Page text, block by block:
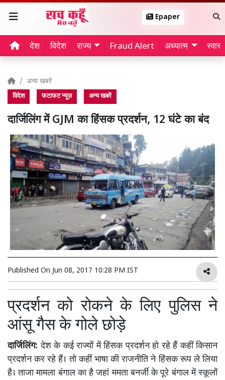
Epaper
देश विदेश राज्य Fraud Alert अध्यात्म
अन्य खबरें
विदेश फटाफट न्यूज़ अन्य खबरें
दार्जिलिंग में GJM का हिंसक प्रदर्शन, 12 घंटे का बंद
Published On Jun 08, 2017 10:28 PM IST
प्रदर्शन को रोकने के लिए पुलिस ने
आंसू गैस के गोले छोड़े
दार्जिलिंग:देश के कई राज्यों में हिंसक प्रदर्शन हो रहे हैं कहीं किसान
प्रदर्शन कर रहे हैं। तो कहीं भाषा की राजनीति ने हिंसक रूप ले लिया
है। ताजा मामला बंगाल का है जहां ममता बनर्जी के पूरे बंगाल में स्कूलों